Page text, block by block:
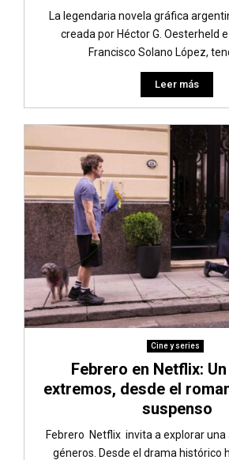
La legendaria novela gráfica
creada por Héctor G. Oesterheld
Francisco Solano López,
Leer más
Cine y series
Febrero en Netflix:
extremos, desde el
suspenso
Febrero Netflix invita a explorar una
géneros. Desde el drama histórico